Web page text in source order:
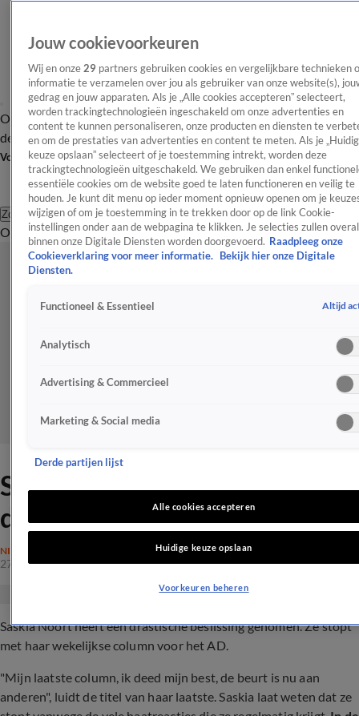
OverzichtAfleveringen Entertainment TV Algemeen
Tip
de redactieNieuwsbrief
Volg Shownieuws
Zoeken
OverzichtEntertainmentSpraakmakendRealityCrimeVideo's
Saskia Noort neemt
drastisch besluit
NIEUWS
27 feb 2022, 13:44
Saskia Noort heeft een drastische beslissing genomen. Ze stopt
met haar wekelijkse column voor het AD.
"Mijn laatste column, ik deed mijn best, de beurt is nu aan
anderen", luidt de titel van haar laatste. Saskia laat weten dat ze
Jouw cookievoorkeuren
Wij en onze 29 partners gebruiken cookies en vergelijkbare technieken
informatie te verzamelen over jou als gebruiker van onze website(s),
gedrag en jouw apparaten. Als je „Alle cookies accepteren” selecteert,
worden trackingtechnologieën ingeschakeld om onze advertenties en
content te kunnen personaliseren, onze producten en diensten te
en om de prestaties van advertenties en content te meten. Als je
keuze opslaan” selecteert of je toestemming intrekt, worden deze
trackingtechnologieën uitgeschakeld. We gebruiken dan enkel
essentiële cookies om de website goed te laten functioneren en veilig te
houden. Je kunt dit menu op ieder moment opnieuw openen om je
wijzigen of om je toestemming in te trekken door op de link Cookie-
instellingen onder aan de webpagina te klikken. Je selecties zullen overal
binnen onze Digitale Diensten worden doorgevoerd. Raadpleeg onze
Cookieverklaring voor meer informatie.
Bekijk hier onze Digitale
Diensten.
Functioneel & Essentieel Altijd
Analytisch
Advertising & Commercieel
Marketing & Social media
Derde partijen lijst
Alle cookies accepteren
Huidige keuze opslaan
Voorkeuren beheren